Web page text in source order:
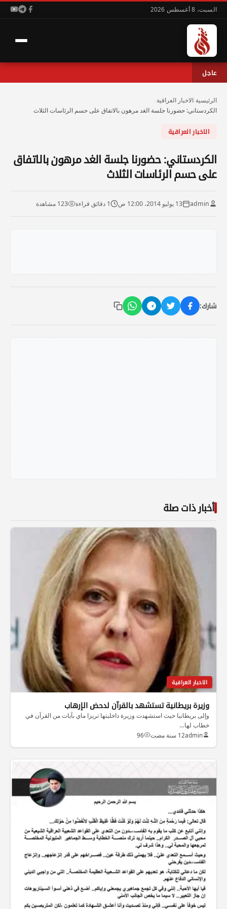
السبت، 8 أغسطس 2026
عاجل
الرئيسية الاخبار العراقية
الكردستاني: حضورنا جلسة الغد مرهون بالاتفاق على حسم الرئاسات الثلاث
الاخبار العراقية
الكردستاني: حضورنا جلسة الغد مرهون بالاتفاق
على حسم الرئاسات الثلاث
admin 13 يوليو 2014، 12:00 ص 1 دقائق قراءة 123 مشاهدة
شارك:
أخبار ذات صلة
الاخبار العراقية
وزيرة بريطانية تستشهد بالقرآن لدحض الإرهاب
وإلى بريطانيا حيث استشهدت وزيرة داخليتها تريزا ماي بآيات من القرآن في
خطاب لها…
admin12 سنة مضت 96